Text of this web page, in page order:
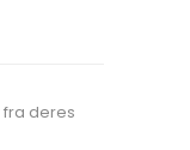
deres